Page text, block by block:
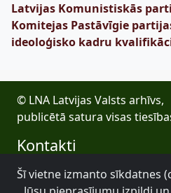
Latvijas Komunistiskās
Komitejas Pastāvīgie
ideoloģisko kadru
© LNA Latvijas Valsts arhīvs,
publicētā satura visas
Kontakti
E-pasts: lva@arhivi.gov.lv
Tālrunis: +371 20027447
Šī vietne izmanto sīkdatnes